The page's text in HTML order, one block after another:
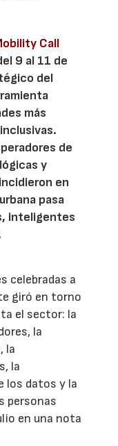
Call
9 al 11 de
del
más
de
y
en
pasa
inteligentes
celebradas a
giró en torno
el sector: la
la
la
la
los datos y la
personas
en una nota